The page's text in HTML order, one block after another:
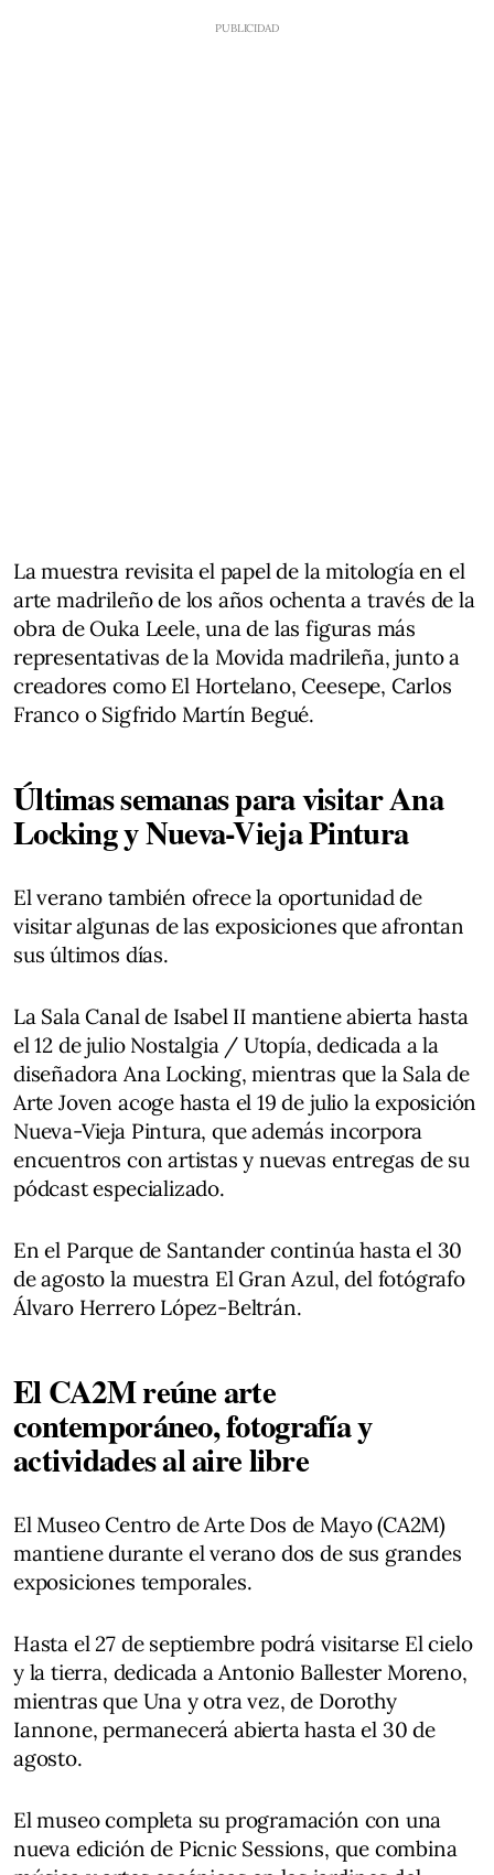
La muestra revisita el papel de la mitología en el
arte madrileño de los años ochenta a través de la
obra de Ouka Leele, una de las figuras más
representativas de la Movida madrileña, junto a
creadores como El Hortelano, Ceesepe, Carlos
Franco o Sigfrido Martín Begué.
Últimas semanas para visitar Ana
Locking y Nueva-Vieja Pintura
El verano también ofrece la oportunidad de
visitar algunas de las exposiciones que afrontan
sus últimos días.
La Sala Canal de Isabel II mantiene abierta hasta
el 12 de julio Nostalgia / Utopía, dedicada a la
diseñadora Ana Locking, mientras que la Sala de
Arte Joven acoge hasta el 19 de julio la exposición
Nueva-Vieja Pintura, que además incorpora
encuentros con artistas y nuevas entregas de su
pódcast especializado.
En el Parque de Santander continúa hasta el 30
de agosto la muestra El Gran Azul, del fotógrafo
Álvaro Herrero López-Beltrán.
El CA2M reúne arte
contemporáneo, fotografía y
actividades al aire libre
El Museo Centro de Arte Dos de Mayo (CA2M)
mantiene durante el verano dos de sus grandes
exposiciones temporales.
Hasta el 27 de septiembre podrá visitarse El cielo
y la tierra, dedicada a Antonio Ballester Moreno,
mientras que Una y otra vez, de Dorothy
Iannone, permanecerá abierta hasta el 30 de
agosto.
El museo completa su programación con una
nueva edición de Picnic Sessions, que combina